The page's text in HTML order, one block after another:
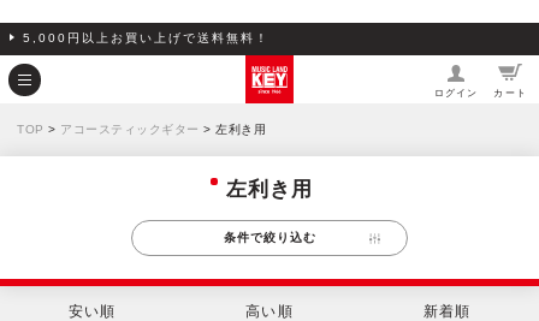
5,000円以上お買い上げで送料無料！
ログイン カート
TOP > アコースティックギター > 左利き用
左利き用
条件で絞り込む
安い順 高い順 新着順